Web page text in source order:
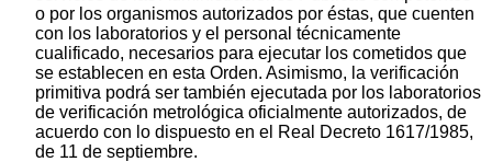
o por los organismos autorizados por éstas, que cuenten
con los laboratorios y el personal técnicamente
cualificado, necesarios para ejecutar los cometidos que
se establecen en esta Orden. Asimismo, la verificación
primitiva podrá ser también ejecutada por los laboratorios
de verificación metrológica oficialmente autorizados, de
acuerdo con lo dispuesto en el Real Decreto 1617/1985,
de 11 de septiembre.